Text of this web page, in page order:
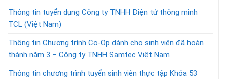
Thông tin tuyển dụng Công ty TNHH Điện tử thông minh
TCL (Việt Nam)
Thông tin Chương trình Co-Op dành cho sinh viên đã hoàn
thành năm 3 – Công ty TNHH Samtec Việt Nam
Thông tin chương trình tuyển sinh viên thực tập Khóa 53